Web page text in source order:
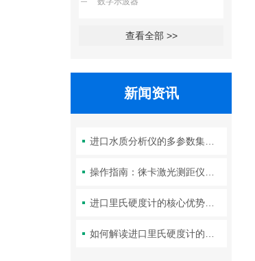
查看全部 >>
新闻资讯
进口水质分析仪的多参数集成检测技术与系统维护策略
进口里氏硬度计的核心优势：精度、耐用性与多功能性